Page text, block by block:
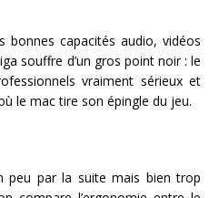
bonnes capacités audio, vidéos
souffre d’un gros point noir : le
vraiment sérieux et
le mac tire son épingle du jeu.
peu par la suite mais bien trop